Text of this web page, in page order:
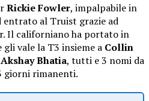
Rickie Fowler, impalpabile in
entrato al Truist grazie ad
Il californiano ha portato in
gli vale la T3 insieme a Collin
Bhatia, tutti e 3 nomi da
giorni rimanenti.